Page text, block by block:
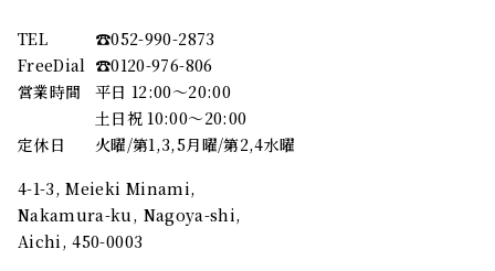
TEL
☎︎052-990-2873
FreeDial ☎︎0120-976-806
営業時間
平日 12:00～20:00
土日祝 10:00～20:00
定休日
火曜/第1,3,5月曜/第2,4水曜
4-1-3, Meieki Minami,
Nakamura-ku, Nagoya-shi,
Aichi, 450-0003